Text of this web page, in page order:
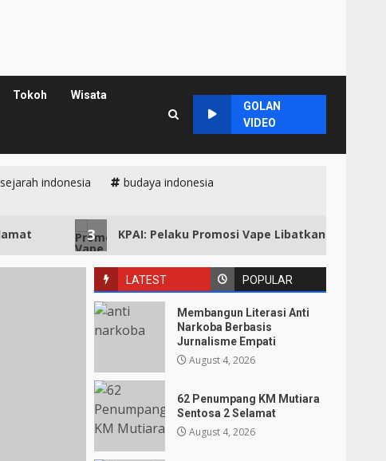
Tokoh Wisata
GOLAN
VIDEO
sejarah indonesia
budaya indonesia
KPAI: Pelaku Promosi Vape Libatkan Anak Harus
LATEST POPULAR
Membangun Literasi Anti
Narkoba Berbasis
Jurnalisme Empati
August 4, 2026
62 Penumpang KM Mutiara
Sentosa 2 Selamat
August 4, 2026